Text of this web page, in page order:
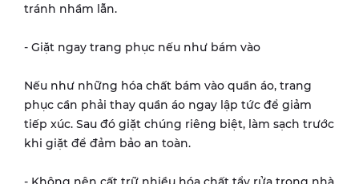
tránh nhầm lẫn.
- Giặt ngay trang phục nếu như bám vào
Nếu như những hóa chất bám vào quần áo, trang
phục cần phải thay quần áo ngay lập tức để giảm
tiếp xúc. Sau đó giặt chúng riêng biệt, làm sạch trước
khi giặt để đảm bảo an toàn.